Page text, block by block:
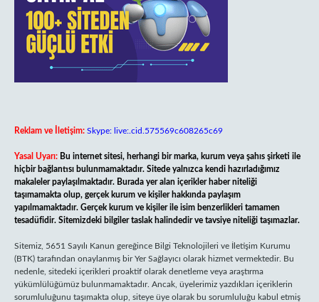
Reklam ve İletişim: Skype: live:.cid.575569c608265c69
Yasal Uyarı: Bu internet sitesi, herhangi bir marka, kurum veya şahıs şirketi ile
hiçbir bağlantısı bulunmamaktadır. Sitede yalnızca kendi hazırladığımız
makaleler paylaşılmaktadır. Burada yer alan içerikler haber niteliği
taşımamakta olup, gerçek kurum ve kişiler hakkında paylaşım
yapılmamaktadır. Gerçek kurum ve kişiler ile isim benzerlikleri tamamen
tesadüfidir. Sitemizdeki bilgiler taslak halindedir ve tavsiye niteliği taşımazlar.
Sitemiz, 5651 Sayılı Kanun gereğince Bilgi Teknolojileri ve İletişim Kurumu
(BTK) tarafından onaylanmış bir Yer Sağlayıcı olarak hizmet vermektedir. Bu
nedenle, sitedeki içerikleri proaktif olarak denetleme veya araştırma
yükümlülüğümüz bulunmamaktadır. Ancak, üyelerimiz yazdıkları içeriklerin
sorumluluğunu taşımakta olup, siteye üye olarak bu sorumluluğu kabul etmiş